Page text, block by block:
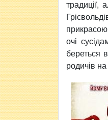
традиції,
прикрасою
очі
береться
родичів на